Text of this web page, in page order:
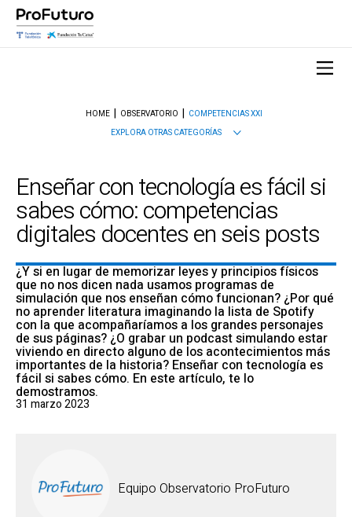
HOME OBSERVATORIO
COMPETENCIAS XXI
EXPLORA OTRAS CATEGORÍAS
Enseñar con tecnología es fácil si
sabes cómo: competencias
digitales docentes en seis posts
¿Y si en lugar de memorizar leyes y principios físicos
que no nos dicen nada usamos programas de
simulación que nos enseñan cómo funcionan? ¿Por qué
no aprender literatura imaginando la lista de Spotify
con la que acompañaríamos a los grandes personajes
de sus páginas? ¿O grabar un podcast simulando estar
viviendo en directo alguno de los acontecimientos más
importantes de la historia? Enseñar con tecnología es
fácil si sabes cómo. En este artículo, te lo
demostramos.
31 marzo 2023
Equipo Observatorio ProFuturo